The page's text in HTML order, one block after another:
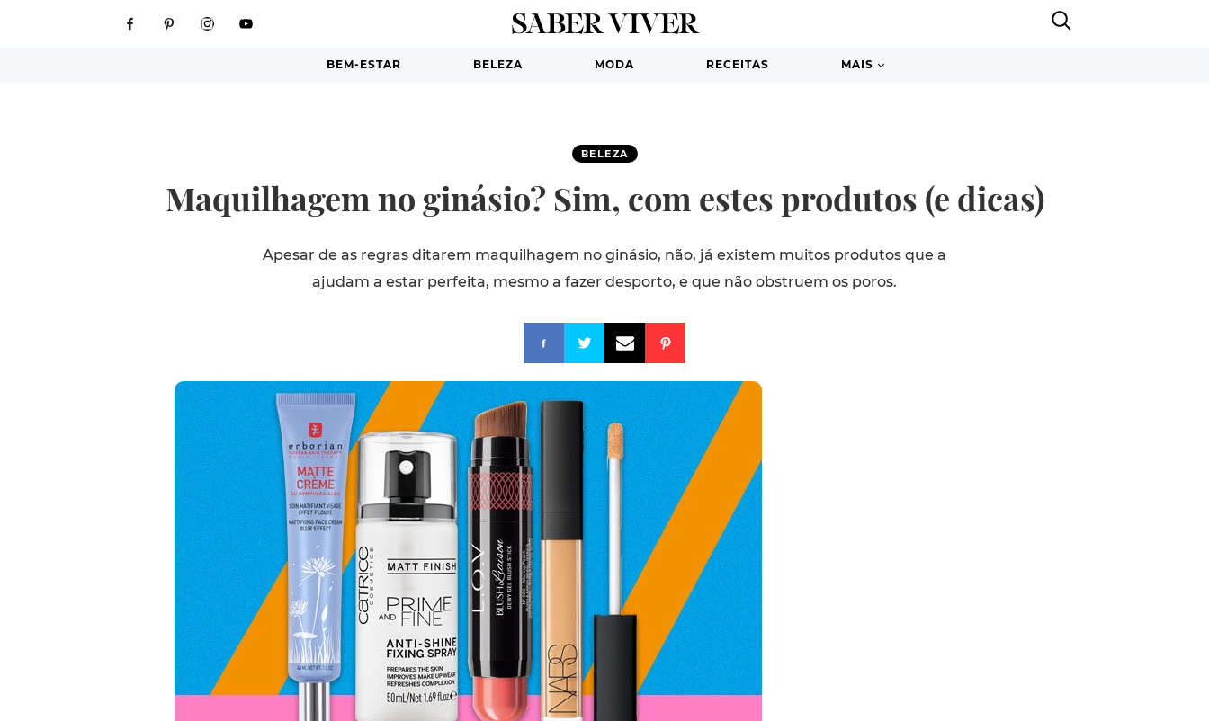
BEM-ESTAR BELEZA MODA RECEITAS MAIS
BELEZA
Maquilhagem no ginásio? Sim, com estes produtos (e dicas)
Apesar de as regras ditarem maquilhagem no ginásio, não, já existem muitos produtos que a
ajudam a estar perfeita, mesmo a fazer desporto, e que não obstruem os poros.